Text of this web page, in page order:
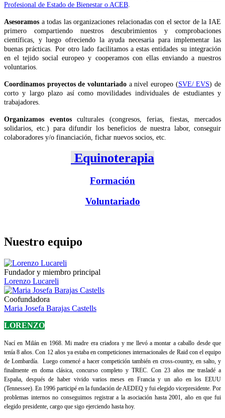
Profesional de Estado de Bienestar o ACEB
Asesoramos a todas las organizaciones relacionadas con el sector de la IAE
primero compartiendo nuestros descubrimientos y comprobaciones
científicas, y luego ofreciendo la ayuda necesaria para implementar las
buenas prácticas. Por otro lado facilitamos a estas entidades su integración
en el tejido social europeo y cooperamos con ellas enviando a nuestros
voluntarios.
Coordinamos proyectos de voluntariado a nivel europeo (SVE/ EVS) de
corto y largo plazo así como movilidades individuales de estudiantes y
trabajadores.
Organizamos eventosculturales (congresos, ferias, fiestas, mercados
solidarios, etc.) para difundir los beneficios de nuestra labor, conseguir
colaboradores y/o financiación, fichar nuevos socios, etc.
Equinoterapia
Formación
Voluntariado
Nuestro equipo
Fundador y miembro principal
Lorenzo Lucareli
Coofundadora
Maria Josefa Barajas Castells
LORENZO
Nací en Milán en 1968. Mi madre era criadora y me llevó a montar a caballo desde que
tenía 8 años. Con 12 años ya estaba en competiciones internacionales de Raid con el equipo
de Lombardía. Luego comencé a hacer competición también en cross-country, en salto, y
finalmente en doma clásica, concurso completo y TREC. Con 23 años me trasladé a
España, después de haber vivido varios meses en Francia y un año en los EEUU
(Tennessee). En 1996 participé en la fundación de AEDEQ y fui elegido vicepresidente. Por
problemas internos no conseguimos registrar a la asociación hasta 2001, año en que fui
elegido presidente, cargo que sigo ejerciendo hasta hoy.